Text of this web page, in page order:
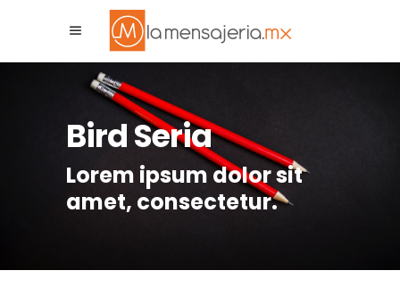
Bird Seria
Lorem ipsum dolor sit
amet, consectetur.
La Mensajeria MX
Asistente Virtual